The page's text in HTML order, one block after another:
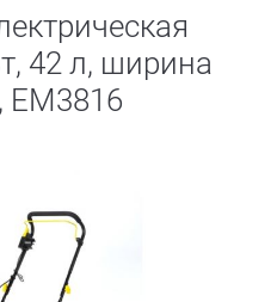
42 л, ширина